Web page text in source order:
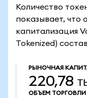
Количество
показывает, что
капитализация
Tokenized)
РЫНОЧНАЯ
220,78
ОБЪЕМ ТОРГОВЛИ